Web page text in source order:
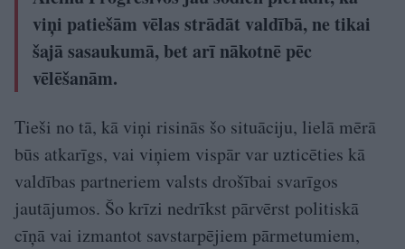
viņi patiešām vēlas strādāt valdībā, ne tikai
šajā sasaukumā, bet arī nākotnē pēc
vēlēšanām.
Tieši no tā, kā viņi risinās šo situāciju, lielā mērā
būs atkarīgs, vai viņiem vispār var uzticēties kā
valdības partneriem valsts drošībai svarīgos
jautājumos. Šo krīzi nedrīkst pārvērst politiskā
cīņā vai izmantot savstarpējiem pārmetumiem,